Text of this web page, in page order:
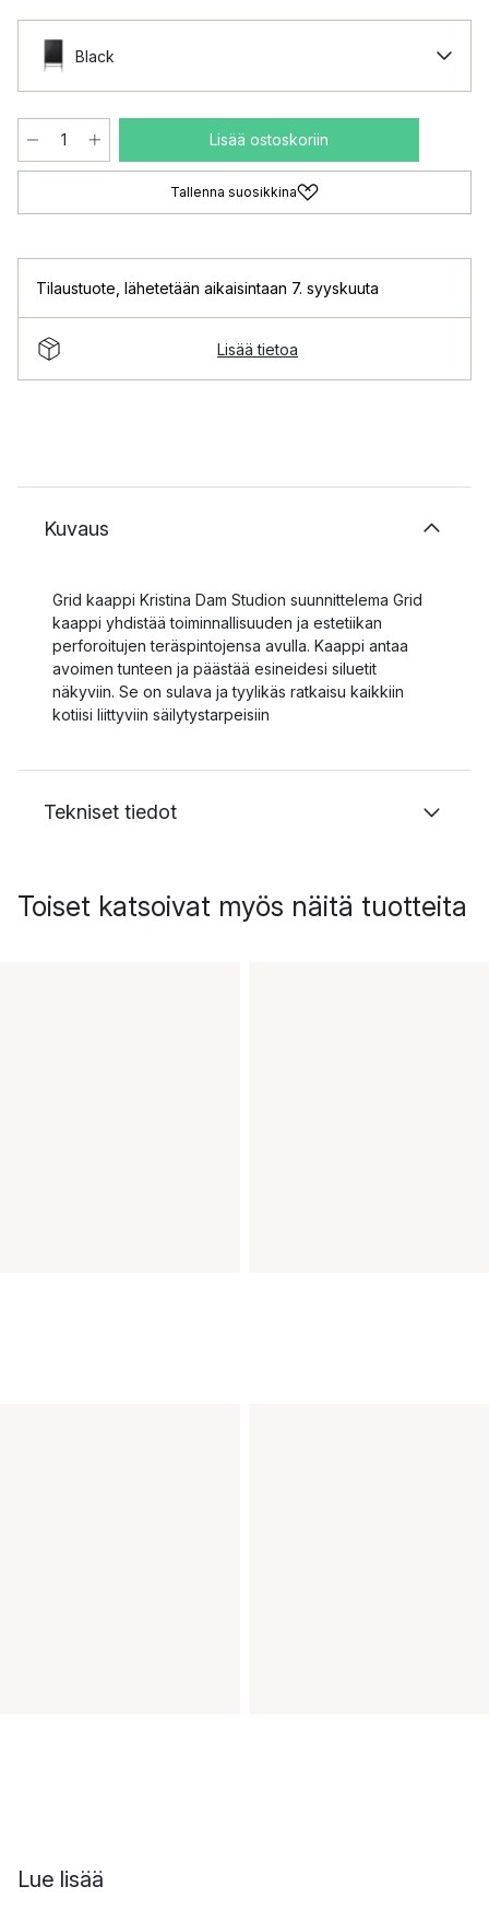
Black
Lisää ostoskoriin
Tallenna suosikkina
Tilaustuote lähetetään aikaisintaan 7. syyskuuta
Lisää tietoa
Kuvaus
Grid kaappi Kristina Dam Studion suunnittelema Grid
kaappi yhdistää toiminnallisuuden ja estetiikan
perforoitujen teräspintojensa avulla. Kaappi antaa
avoimen tunteen ja päästää esineidesi siluetit
näkyviin. Se on sulava ja tyylikäs ratkaisu kaikkiin
kotiisi liittyviin säilytystarpeisiin
Tekniset tiedot
Toiset katsoivat myös näitä tuotteita
Lue lisää